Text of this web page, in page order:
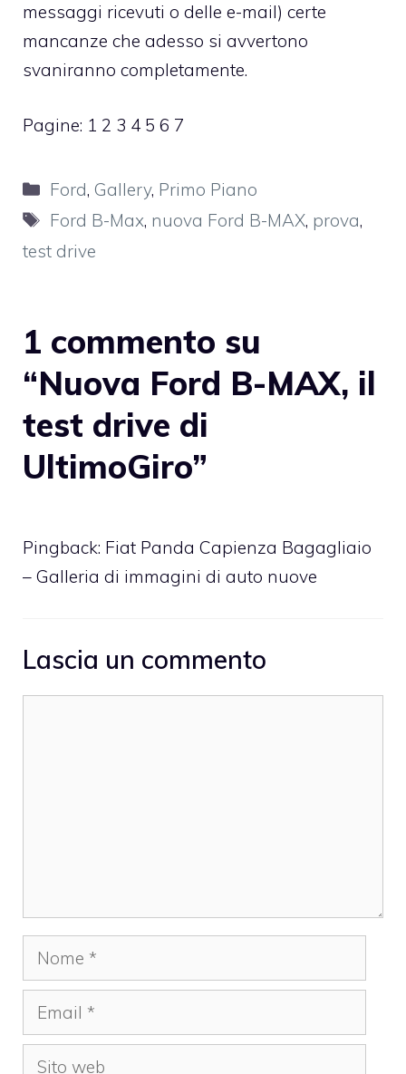
messaggi ricevuti o delle e-mail) certe
mancanze che adesso si avvertono
svaniranno completamente.
Pagine: 1 2 3 4 5 6 7
Categorie
Ford, Gallery, Primo Piano
Tag
Ford B-Max, nuova Ford B-MAX, prova,
test drive
1 commento su
“Nuova Ford B-MAX, il
test drive di
UltimoGiro”
Pingback: Fiat Panda Capienza Bagagliaio
– Galleria di immagini di auto nuove
Lascia un commento
Nome
Email
Sito